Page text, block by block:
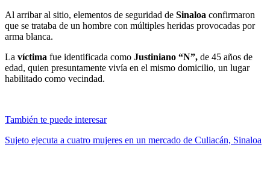
Al arribar al sitio, elementos de seguridad de Sinaloa confirmaron
que se trataba de un hombre con múltiples heridas provocadas por
arma blanca.
La víctima fue identificada como Justiniano “N”, de 45 años de
edad, quien presuntamente vivía en el mismo domicilio, un lugar
habilitado como vecindad.
También te puede interesar
Sujeto ejecuta a cuatro mujeres en un mercado de Culiacán, Sinaloa